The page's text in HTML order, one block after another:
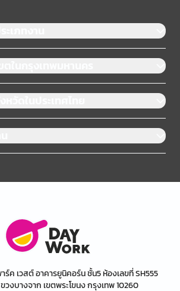
เภทงาน
ในกรุงเทพมหานคร
วัดในประเทศไทย
าร์ค เวสต์ อาคารยูนิคอร์น ชั้น5 ห้องเลขที่ SH555
งบางจาก เขตพระโขนง กรุงเทพ 10260